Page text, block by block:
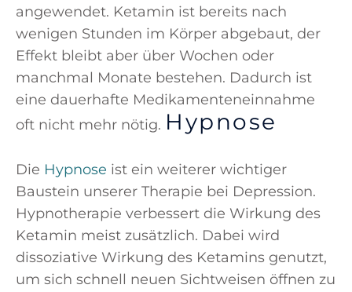
angewendet. Ketamin ist bereits nach
wenigen Stunden im Körper abgebaut, der
Effekt bleibt aber über Wochen oder
manchmal Monate bestehen. Dadurch ist
eine dauerhafte Medikamenteneinnahme
oft nicht mehr nötig. Hypnose
Die Hypnose ist ein weiterer wichtiger
Baustein unserer Therapie bei Depression.
Hypnotherapie verbessert die Wirkung des
Ketamin meist zusätzlich. Dabei wird
dissoziative Wirkung des Ketamins genutzt,
um sich schnell neuen Sichtweisen öffnen zu